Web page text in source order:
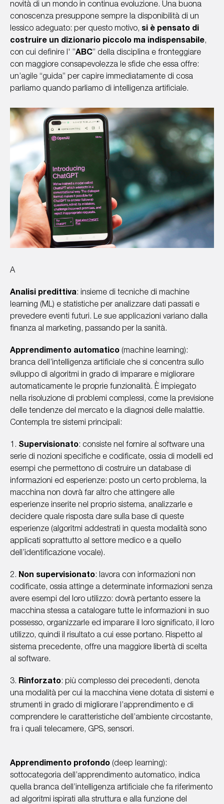
novità di un mondo in continua evoluzione. Una buona
conoscenza presuppone sempre la disponibilità di un
lessico adeguato: per questo motivo, si è pensato di
costruire un dizionario piccolo ma indispensabile,
con cui definire l' ”ABC” della disciplina e fronteggiare
con maggiore consapevolezza le sfide che essa offre:
un’agile “guida” per capire immediatamente di cosa
parliamo quando parliamo di intelligenza artificiale.
A
Analisi predittiva: insieme di tecniche di machine
learning (ML) e statistiche per analizzare dati passati e
prevedere eventi futuri. Le sue applicazioni variano dalla
finanza al marketing, passando per la sanità.
Apprendimento automatico (machine learning):
branca dell’intelligenza artificiale che si concentra sullo
sviluppo di algoritmi in grado di imparare e migliorare
automaticamente le proprie funzionalità. È impiegato
nella risoluzione di problemi complessi, come la previsione
delle tendenze del mercato e la diagnosi delle malattie.
Contempla tre sistemi principali:
1. Supervisionato: consiste nel fornire al software una
serie di nozioni specifiche e codificate, ossia di modelli ed
esempi che permettono di costruire un database di
informazioni ed esperienze: posto un certo problema, la
macchina non dovrà far altro che attingere alle
esperienze inserite nel proprio sistema, analizzarle e
decidere quale risposta dare sulla base di queste
esperienze (algoritmi addestrati in questa modalità sono
applicati soprattutto al settore medico e a quello
dell’identificazione vocale).
2. Non supervisionato: lavora con informazioni non
codificate, ossia attinge a determinate informazioni senza
avere esempi del loro utilizzo: dovrà pertanto essere la
macchina stessa a catalogare tutte le informazioni in suo
possesso, organizzarle ed imparare il loro significato, il loro
utilizzo, quindi il risultato a cui esse portano. Rispetto al
sistema precedente, offre una maggiore libertà di scelta
al software.
3. Rinforzato: più complesso dei precedenti, denota
una modalità per cui la macchina viene dotata di sistemi e
strumenti in grado di migliorare l’apprendimento e di
comprendere le caratteristiche dell’ambiente circostante,
fra i quali telecamere, GPS, sensori.
Apprendimento profondo (deep learning):
sottocategoria dell’apprendimento automatico, indica
quella branca dell’intelligenza artificiale che fa riferimento
ad algoritmi ispirati alla struttura e alla funzione del